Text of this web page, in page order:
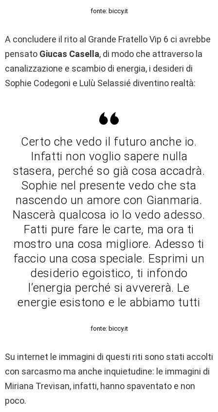
fonte: biccy.it
A concludere il rito al Grande Fratello Vip 6 ci avrebbe
pensato Giucas Casella, di modo che attraverso la
canalizzazione e scambio di energia, i desideri di
Sophie Codegoni e Lulù Selassié diventino realtà:
Certo che vedo il futuro anche io.
Infatti non voglio sapere nulla
stasera, perché so già cosa accadrà.
Sophie nel presente vedo che sta
nascendo un amore con Gianmaria.
Nascerà qualcosa io lo vedo adesso.
Fatti pure fare le carte, ma ora ti
mostro una cosa migliore. Adesso ti
faccio una cosa speciale. Esprimi un
desiderio egoistico, ti infondo
l’energia perché si avvererà. Le
energie esistono e le abbiamo tutti
fonte: biccy.it
Su internet le immagini di questi riti sono stati accolti
con sarcasmo ma anche inquietudine: le immagini di
Miriana Trevisan, infatti, hanno spaventato e non
poco.